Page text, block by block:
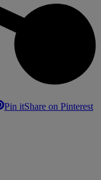
Pin itShare on Pinterest